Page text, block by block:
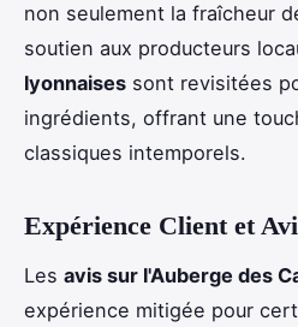
non seulement la fraîcheur
soutien aux producteurs
lyonnaises sont revisitées
ingrédients, offrant une
classiques intemporels.
Expérience Client et
Les avis sur l'Auberge des
expérience mitigée pour